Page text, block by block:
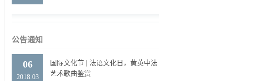
公告通知
06
2018.03
国际文化节 | 法语文化日，黄英中法
艺术歌曲鉴赏